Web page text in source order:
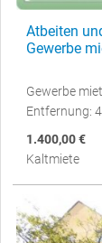
Atbeiten
Gewerbe
Gewerbe
Entfernung:
1.400,00 €
Kaltmiete